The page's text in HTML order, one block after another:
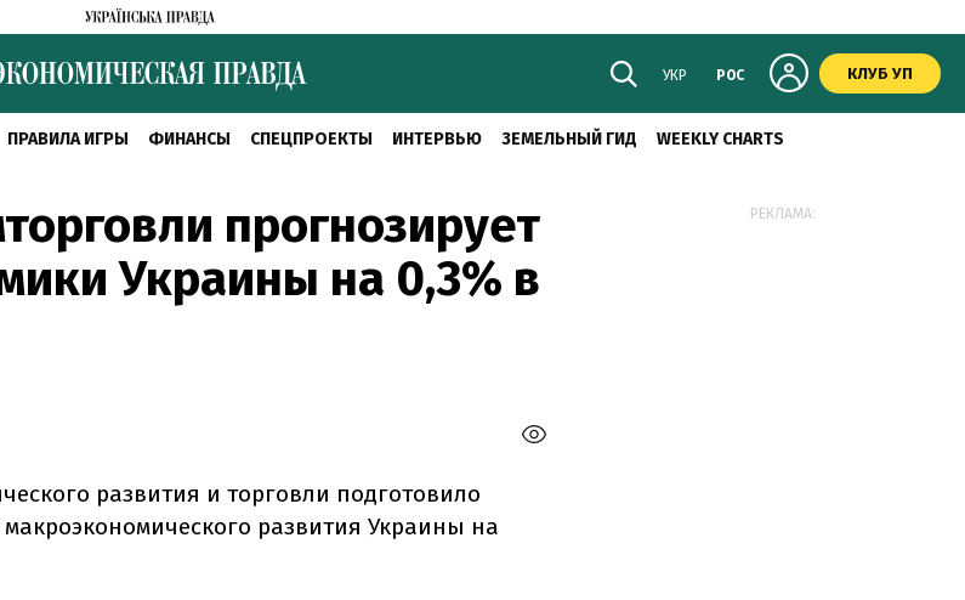
УКР РОС КЛУБ УП
ПРАВИЛА ИГРЫ ФИНАНСЫ СПЕЦПРОЕКТЫ ИНТЕРВЬЮ ЗЕМЕЛЬНЫЙ ГИД WEEKLY CHARTS
прогнозирует
Украины на 0,3% в
развития и торговли подготовило
развития Украины на
РЕКЛАМА: